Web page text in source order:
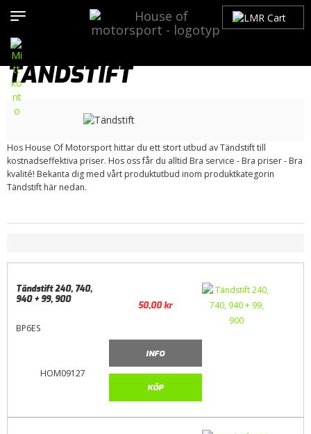
>Bilmärken>Saab >900>900 OG (1979-1993)
>Tändsystem
TÄNDSTIFT
Hos House Of Motorsport hittar du ett stort utbud av Tändstift till
kostnadseffektiva priser. Hos oss får du alltid Bra service - Bra priser - Bra
kvalité! Bekanta dig med vårt produktutbud inom produktkategorin
Tändstift här nedan.
HOM09127
Tändstift 240, 740,
940 + 99, 900
BP6ES
50,00kr
INFO
KÖP